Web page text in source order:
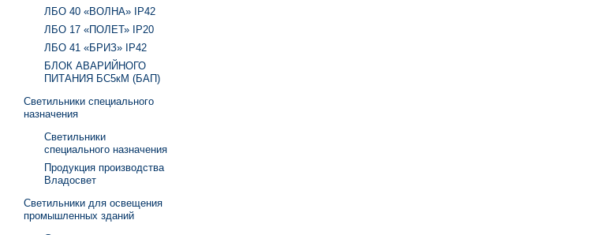
ЛБО 40 «ВОЛНА» IP42
ЛБО 17 «ПОЛЕТ» IP20
ЛБО 41 «БРИЗ» IP42
БЛОК АВАРИЙНОГО
ПИТАНИЯ БС5кМ (БАП)
Светильники специального
назначения
Светильники
специального назначения
Продукция производства
Владосвет
Светильники для освещения
промышленных зданий